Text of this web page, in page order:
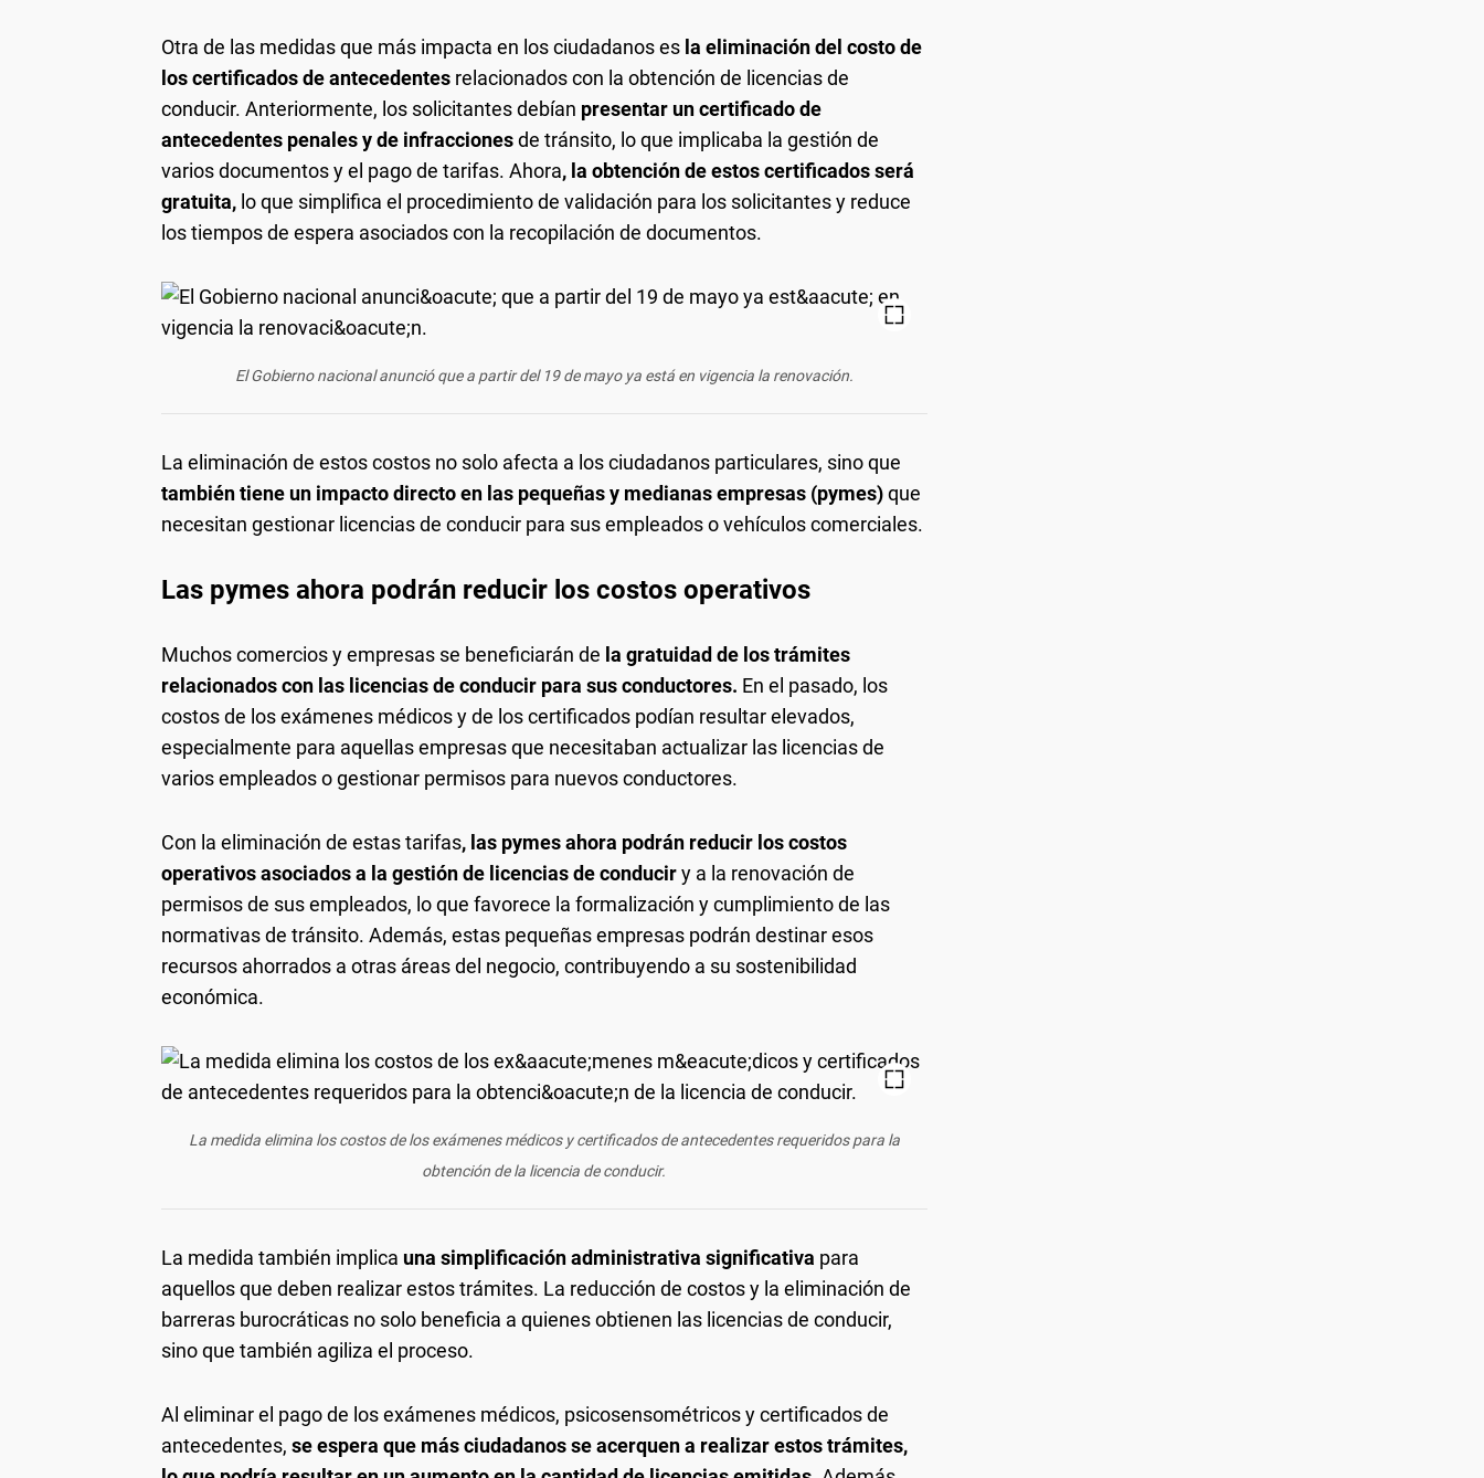
Otra de las medidas que más impacta en los ciudadanos es la eliminación del costo de
los certificados de antecedentes relacionados con la obtención de licencias de
conducir. Anteriormente, los solicitantes debían presentar un certificado de
antecedentes penales y de infraccionesde tránsito, lo que implicaba la gestión de
varios documentos y el pago de tarifas. Ahora, la obtención de estos certificados será
gratuita, lo que simplifica el procedimiento de validación para los solicitantes y reduce
los tiempos de espera asociados con la recopilación de documentos.
El Gobierno nacional anunció que a partir del 19 de mayo ya está en vigencia la renovación.
La eliminación de estos costos no solo afecta a los ciudadanos particulares, sino que
también tiene un impacto directo en las pequeñas y medianas empresas (pymes)que
necesitan gestionar licencias de conducir para sus empleados o vehículos comerciales.
Las pymes ahora podrán reducir los costos operativos
Muchos comercios y empresas se beneficiarán de la gratuidad de los trámites
relacionados con las licencias de conducir para sus conductores. En el pasado, los
costos de los exámenes médicos y de los certificados podían resultar elevados,
especialmente para aquellas empresas que necesitaban actualizar las licencias de
varios empleados o gestionar permisos para nuevos conductores.
Con la eliminación de estas tarifas, las pymes ahora podrán reducir los costos
operativos asociados a la gestión de licencias de conduciry a la renovación de
permisos de sus empleados, lo que favorece la formalización y cumplimiento de las
normativas de tránsito. Además, estas pequeñas empresas podrán destinar esos
recursos ahorrados a otras áreas del negocio, contribuyendo a su sostenibilidad
económica.
La medida elimina los costos de los exámenes médicos y certificados de antecedentes requeridos para la
obtención de la licencia de conducir.
La medida también implica una simplificación administrativa significativa para
aquellos que deben realizar estos trámites. La reducción de costos y la eliminación de
barreras burocráticas no solo beneficia a quienes obtienen las licencias de conducir,
sino que también agiliza el proceso.
Al eliminar el pago de los exámenes médicos, psicosensométricos y certificados de
antecedentes, se espera que más ciudadanos se acerquen a realizar estos trámites,